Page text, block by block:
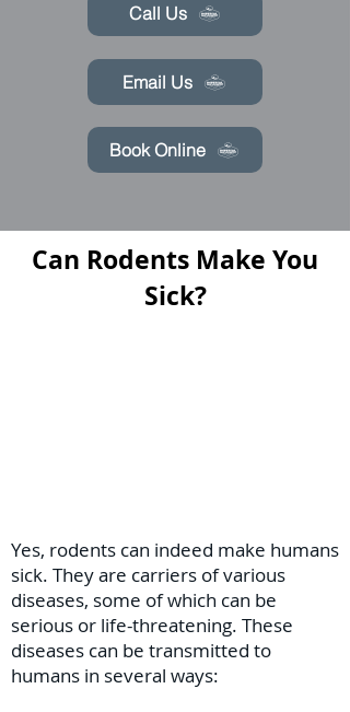
Call Us
Email Us
Book Online
Can Rodents Make You
Sick?
Yes, rodents can indeed make humans
sick. They are carriers of various
diseases, some of which can be
serious or life-threatening. These
diseases can be transmitted to
humans in several ways: